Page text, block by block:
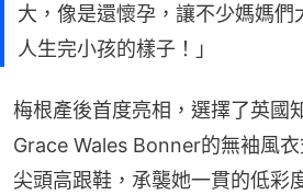
大，像是還懷孕，讓不少媽媽們
人生完小孩的樣子！」
梅根產後首度亮相，選擇了英國
Grace Wales Bonner的無袖風
尖頭高跟鞋，承襲她一貫的低彩